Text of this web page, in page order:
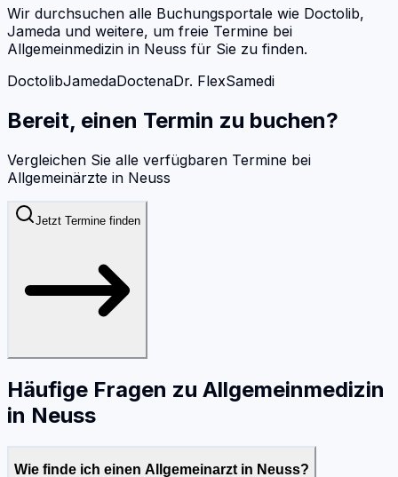
Wir durchsuchen alle Buchungsportale wie Doctolib,
Jameda und weitere, um freie Termine bei
Allgemeinmedizin in Neuss für Sie zu finden.
DoctolibJamedaDoctenaDr. FlexSamedi
Bereit, einen Termin zu buchen?
Vergleichen Sie alle verfügbaren Termine bei
Allgemeinärzte in Neuss
Jetzt Termine finden
Häufige Fragen zu Allgemeinmedizin
in Neuss
Wie finde ich einen Allgemeinarzt in Neuss?